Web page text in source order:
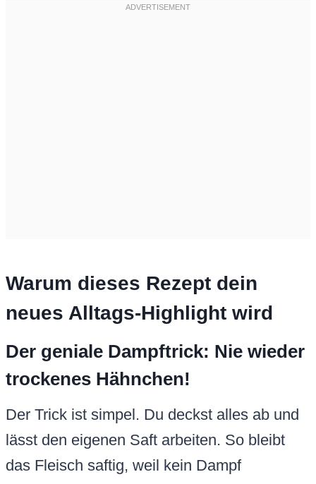
Warum dieses Rezept dein
neues Alltags-Highlight wird
Der geniale Dampftrick: Nie wieder
trockenes Hähnchen!
Der Trick ist simpel. Du deckst alles ab und
lässt den eigenen Saft arbeiten. So bleibt
das Fleisch saftig, weil kein Dampf